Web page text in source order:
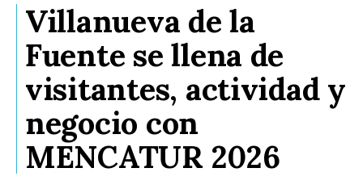
Villanueva de la
Fuente se llena de
visitantes, actividad y
negocio con
MENCATUR 2026